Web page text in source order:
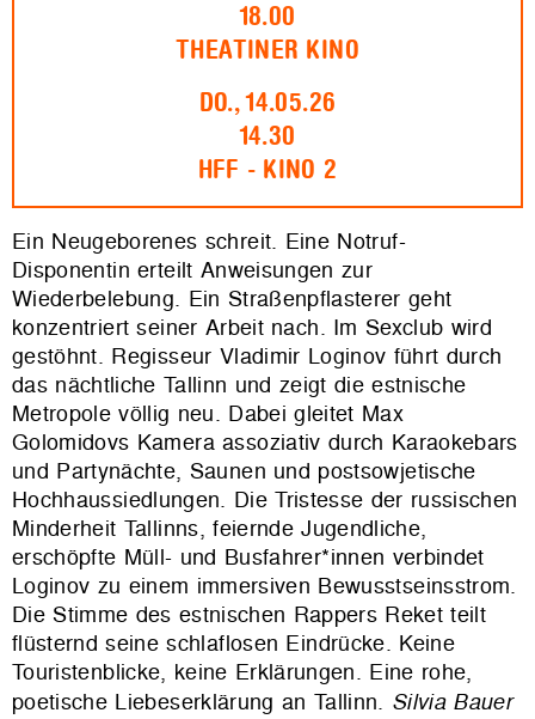
18.00
THEATINER KINO
DO., 14.05.26
14.30
HFF - KINO 2
Ein Neugeborenes schreit. Eine Notruf-
Disponentin erteilt Anweisungen zur
Wiederbelebung. Ein Straßenpflasterer geht
konzentriert seiner Arbeit nach. Im Sexclub wird
gestöhnt. Regisseur Vladimir Loginov führt durch
das nächtliche Tallinn und zeigt die estnische
Metropole völlig neu. Dabei gleitet Max
Golomidovs Kamera assoziativ durch Karaokebars
und Partynächte, Saunen und postsowjetische
Hochhaussiedlungen. Die Tristesse der russischen
Minderheit Tallinns, feiernde Jugendliche,
erschöpfte Müll- und Busfahrer*innen verbindet
Loginov zu einem immersiven Bewusstseinsstrom.
Die Stimme des estnischen Rappers Reket teilt
flüsternd seine schlaflosen Eindrücke. Keine
Touristenblicke, keine Erklärungen. Eine rohe,
poetische Liebeserklärung an Tallinn. Silvia Bauer